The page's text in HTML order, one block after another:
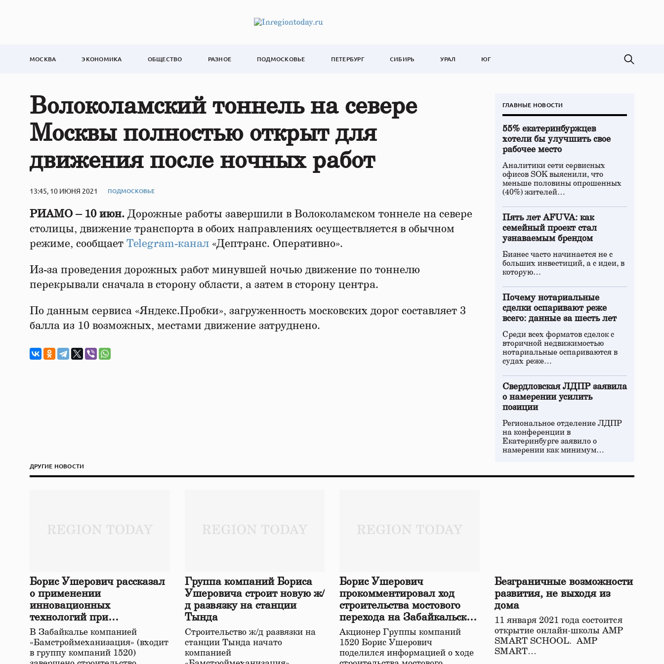
МОСКВА ЭКОНОМИКА ОБЩЕСТВО РАЗНОЕ ПОДМОСКОВЬЕ ПЕТЕРБУРГ СИБИРЬ УРАЛ ЮГ
Волоколамский тоннель на севере
Москвы полностью открыт для
движения после ночных работ
13:45, 10 ИЮНЯ 2021 ПОДМОСКОВЬЕ
РИАМО – 10 июн. Дорожные работы завершили в Волоколамском тоннеле на севере
столицы, движение транспорта в обоих направлениях осуществляется в обычном
режиме, сообщает Telegram-канал «Дептранс. Оперативно».
Из-за проведения дорожных работ минувшей ночью движение по тоннелю
перекрывали сначала в сторону области, а затем в сторону центра.
По данным сервиса «Яндекс.Пробки», загруженность московских дорог составляет 3
балла из 10 возможных, местами движение затруднено.
ГЛАВНЫЕ НОВОСТИ
55% екатеринбуржцев
хотели бы улучшить свое
рабочее место
Аналитики сети сервисных
офисов SOK выяснили, что
меньше половины опрошенных
(40%) жителей…
Пять лет AFUVA: как
семейный проект стал
узнаваемым брендом
Бизнес часто начинается не с
больших инвестиций, а с идеи, в
которую…
Почему нотариальные
сделки оспаривают реже
всего: данные за шесть лет
Среди всех форматов сделок с
вторичной недвижимостью
нотариальные оспариваются в
судах реже…
Свердловская ЛДПР заявила
о намерении усилить
позиции
Региональное отделение ЛДПР
на конференции в
Екатеринбурге заявило о
намерении как минимум…
ДРУГИЕ НОВОСТИ
Борис Ушерович рассказал
о применении
инновационных
технологий при
строительстве нового моста
в Забайкалье
В Забайкалье компанией
«Бамстроймеханизация» (входит
в группу компаний 1520)
Группа компаний Бориса
Ушеровича строит новую ж/
д развязку на станции
Тында
Строительство ж/д развязки на
станции Тында начато
компанией
Борис Ушерович
прокомментировал ход
строительства мостового
перехода на Забайкальской
железной дороге
Акционер Группы компаний
1520 Борис Ушерович
поделился информацией о ходе
Безграничные возможности
развития, не выходя из
дома
11 января 2021 года состоится
открытие онлайн-школы АМР
SMART SCHOOL. АМР
SMART…